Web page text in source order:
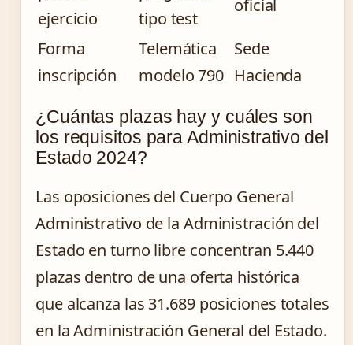
ejercicio
tipo test
oficial
Forma
inscripción
Telemática
modelo 790
Sede
Hacienda
¿Cuántas plazas hay y cuáles son
los requisitos para Administrativo del
Estado 2024?
Las oposiciones del Cuerpo General
Administrativo de la Administración del
Estado en turno libre concentran 5.440
plazas dentro de una oferta histórica
que alcanza las 31.689 posiciones totales
en la Administración General del Estado.